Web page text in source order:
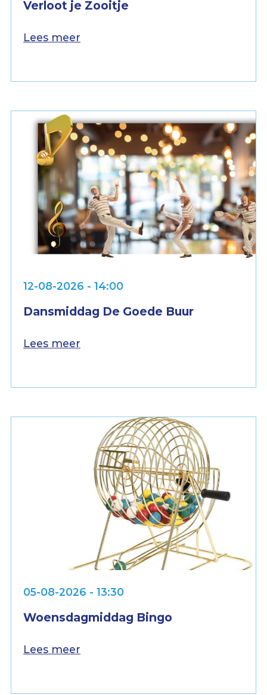
Verloot je Zooitje
Lees meer
12-08-2026 - 14:00
Dansmiddag De Goede Buur
Lees meer
05-08-2026 - 13:30
Woensdagmiddag Bingo
Lees meer